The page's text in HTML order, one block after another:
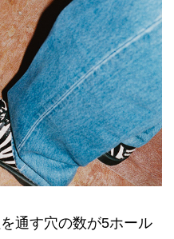
通す穴の数が5ホール